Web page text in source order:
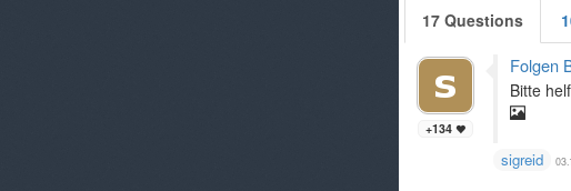
17 Questions
+134
Folgen
Bitte
sigreid